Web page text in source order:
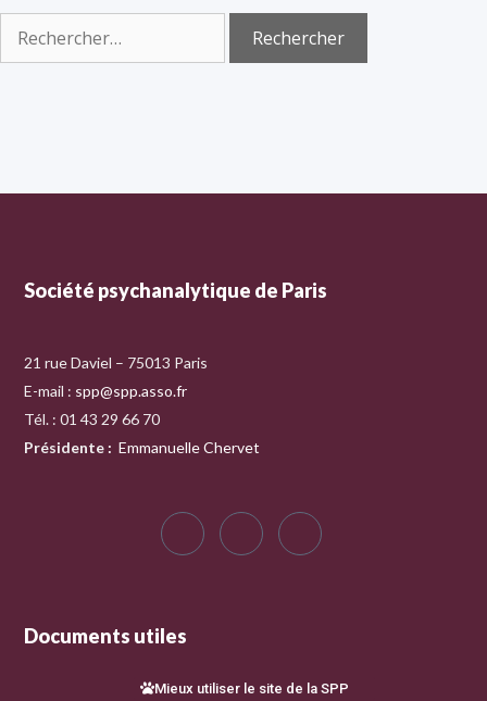
Société psychanalytique de Paris
21 rue Daviel – 75013 Paris
E-mail : spp@spp.asso.fr
Tél. : 01 43 29 66 70
Présidente : Emmanuelle Chervet
Documents utiles
Mieux utiliser le site de la SPP